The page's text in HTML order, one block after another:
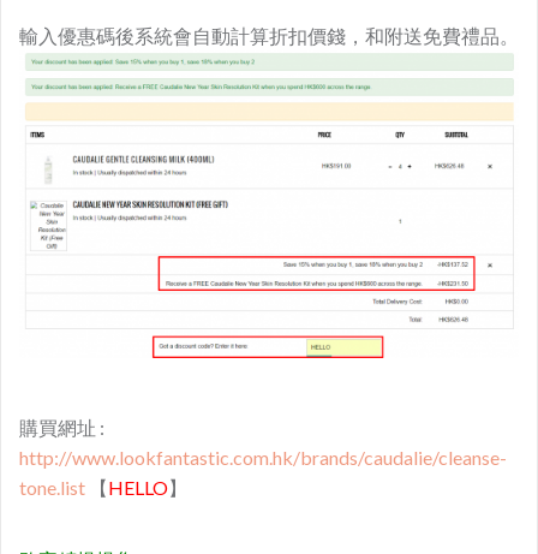
輸入優惠碼後系統會自動計算折扣價錢，和附送免費禮品。
購買網址 :
​http://www.lookfantastic.com.hk/brands/caudalie/cleanse-
tone.list
【HELLO】